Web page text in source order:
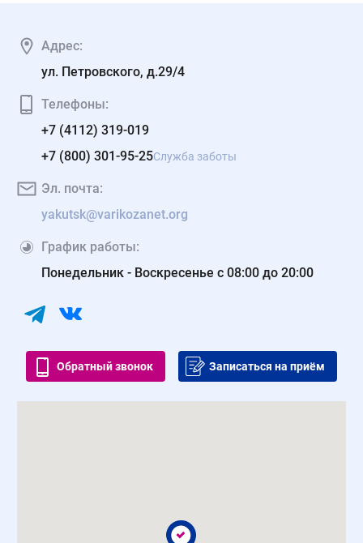
Адрес:
ул. Петровского, д.29/4
Телефоны:
+7 (4112) 319-019
+7 (800) 301-95-25Служба заботы
Эл. почта:
yakutsk@varikozanet.org
График работы:
Понедельник - Воскресенье с 08:00 до 20:00
Обратный звонок Записаться на приём